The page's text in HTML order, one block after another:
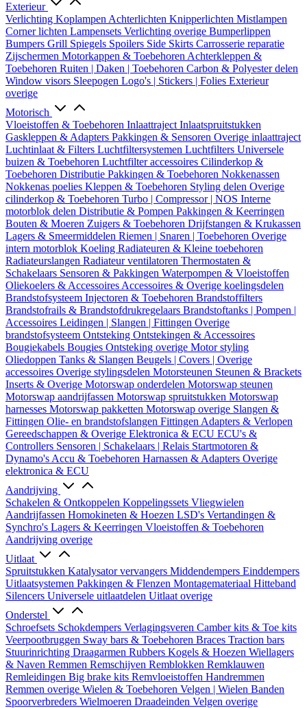
Exterieur
Verlichting Koplampen Achterlichten Knipperlichten Mistlampen
Corner lichten Lampensets Verlichting overige Bumperlippen
Bumpers Grill Spiegels Spoilers Side Skirts Carrosserie reparatie
Zijschermen Motorkappen & Toebehoren Achterkleppen &
Toebehoren Ruiten | Daken | Toebehoren Carbon & Polyester delen
Window visors Sleepogen Logo's | Stickers | Folies Exterieur
overige
Motorisch
Vloeistoffen & Toebehoren Inlaattraject Inlaatspruitstukken
Gaskleppen & Adapters Pakkingen & Sensoren Overige inlaattraject
Luchtinlaat & Filters Luchtfiltersystemen Luchtfilters Universele
buizen & Toebehoren Luchtfilter accessoires Cilinderkop &
Toebehoren Distributie Pakkingen & Toebehoren Nokkenassen
Nokkenas poelies Kleppen & Toebehoren Styling delen Overige
cilinderkop & Toebehoren Turbo | Compressor | NOS Interne
motorblok delen Distributie & Pompen Pakkingen & Keerringen
Bouten & Moeren Zuigers & Toebehoren Drijfstangen & Krukassen
Lagers & Smeermiddelen Riemen | Snaren | Toebehoren Overige
intern motorblok Koeling Radiateuren & Kleine toebehoren
Radiateurslangen Radiateur ventilatoren Thermostaten &
Schakelaars Sensoren & Pakkingen Waterpompen & Vloeistoffen
Oliekoelers & Accessoires Accessoires & Overige koelingsdelen
Brandstofsysteem Injectoren & Toebehoren Brandstoffilters
Brandstofrails & Brandstofdrukregelaars Brandstoftanks | Pompen |
Accessoires Leidingen | Slangen | Fittingen Overige
brandstofsysteem Ontsteking Ontstekingen & Accessoires
Bougiekabels Bougies Ontsteking overige Motor styling
Oliedoppen Tanks & Slangen Beugels | Covers | Overige
accessoires Overige stylingsdelen Motorsteunen Steunen & Brackets
Inserts & Overige Motorswap onderdelen Motorswap steunen
Motorswap aandrijfassen Motorswap spruitstukken Motorswap
harnesses Motorswap pakketten Motorswap overige Slangen &
Fittingen Olie- en brandstofslangen Fittingen Adapters & Verlopen
Gereedschappen & Overige Elektronica & ECU ECU's &
Controllers Sensoren | Schakelaars | Relais Startmotoren &
Dynamo's Accu & Toebehoren Harnassen & Adapters Overige
elektronica & ECU
Aandrijving
Schakelen & Ontkoppelen Koppelingssets Vliegwielen
Aandrijfassen Homokineten & Hoezen LSD's Vertandingen &
Synchro's Lagers & Keerringen Vloeistoffen & Toebehoren
Aandrijving overige
Uitlaat
Spruitstukken Katalysator vervangers Middendempers Einddempers
Uitlaatsystemen Pakkingen & Flenzen Montagemateriaal Hitteband
Silencers Universele uitlaatdelen Uitlaat overige
Onderstel
Schroefsets Schokdempers Verlagingsveren Camber kits & Toe kits
Veerpootbruggen Sway bars & Toebehoren Braces Traction bars
Stuurinrichting Draagarmen Rubbers Kogels & Hoezen Wiellagers
& Naven Remmen Remschijven Remblokken Remklauwen
Remleidingen Big brake kits Remvloeistoffen Handremmen
Remmen overige Wielen & Toebehoren Velgen | Wielen Banden
Spoorverbreders Wielmoeren Draadeinden Velgen overige